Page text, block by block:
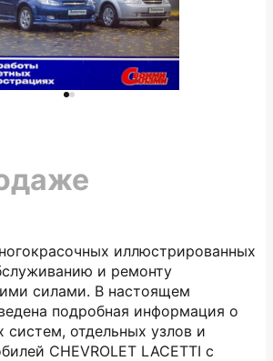
иллюстрированных
и ремонту
силами. В настоящем
подробная информация о
систем, отдельных узлов и
CHEVROLET LACETTI с